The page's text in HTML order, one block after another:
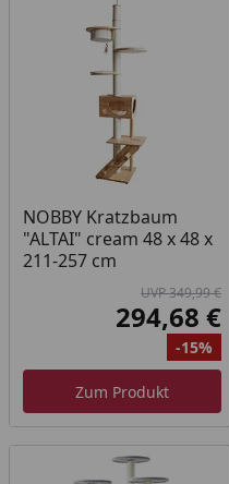
NOBBY Kratzbaum
"ALTAI" cream 48 x 48 x
211-257 cm
UVP 349,99 €
294,68 €
-15%
Zum Produkt